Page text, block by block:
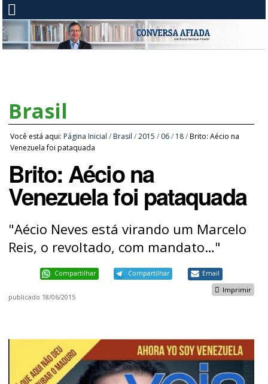
Brasil
Você está aqui: Página Inicial / Brasil /2015 / 06 / 18 /Brito: Aécio na
Venezuela foi pataquada
Brito: Aécio na
Venezuela foi pataquada
"Aécio Neves está virando um Marcelo
Reis, o revoltado, com mandato…"
Compartilhar Compartilhar Email
Imprimir
publicado 18/06/2015